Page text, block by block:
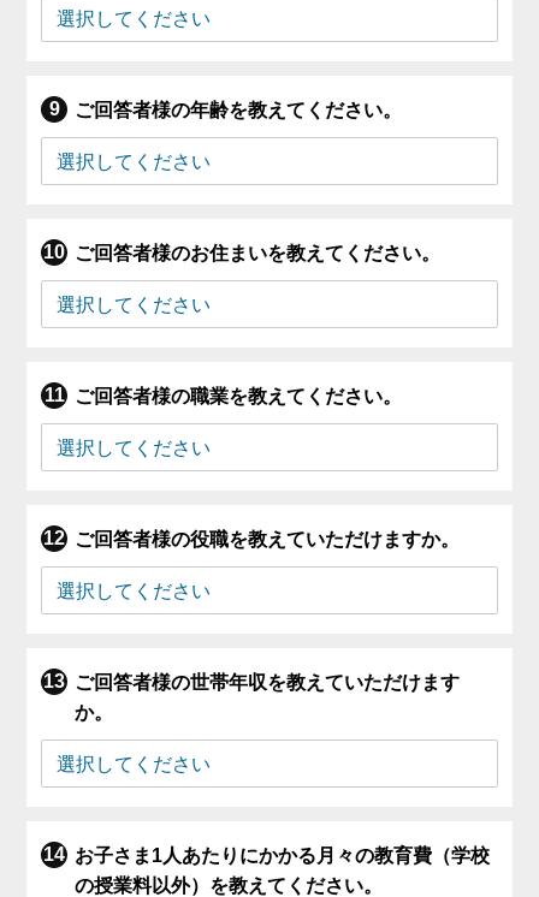
ご回答者様の年齢を教えてください。
ご回答者様のお住まいを教えてください。
ご回答者様の職業を教えてください。
ご回答者様の役職を教えていただけますか。
ご回答者様の世帯年収を教えていただけます
か。
お子さま1人あたりにかかる月々の教育費（学校
の授業料以外）を教えてください。